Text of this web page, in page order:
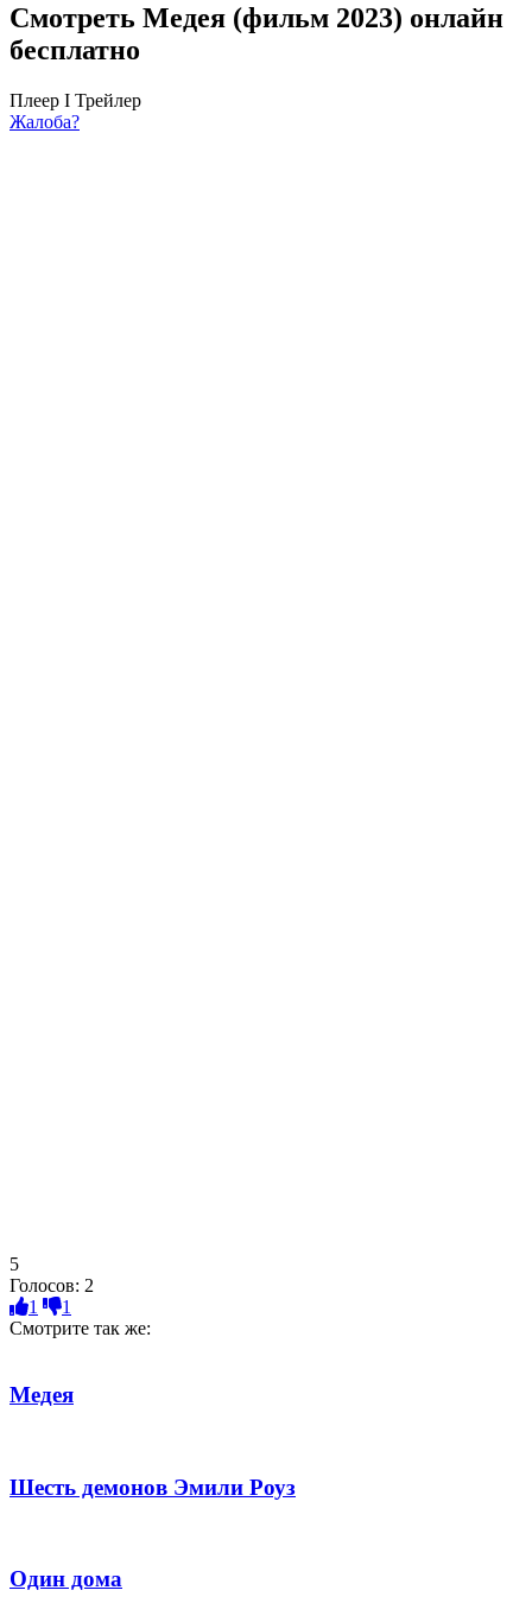
Смотреть Медея (фильм 2023) онлайн
бесплатно
Плеер I Трейлер
Жалоба?
5
Голосов: 2
1
1
Смотрите так же:
Медея
Шесть демонов Эмили Роуз
Один дома